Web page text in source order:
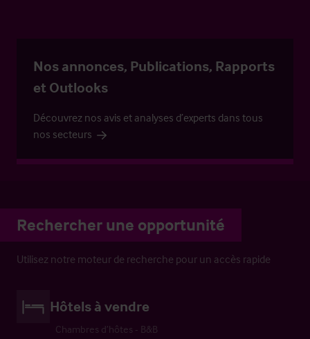
Nos annonces, Publications, Rapports
et Outlooks
Découvrez nos avis et analyses d’experts dans tous
nos secteurs
Rechercher une opportunité
Utilisez notre moteur de recherche pour un accès rapide
Hôtels à vendre
Chambres d’hôtes - B&B